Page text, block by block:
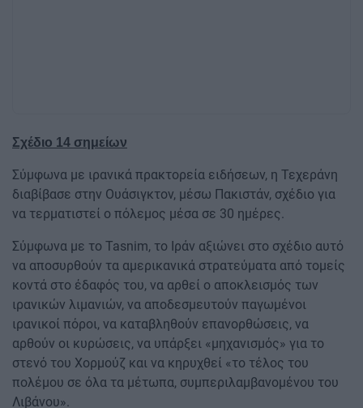
Σχέδιο 14 σημείων
Σύμφωνα με ιρανικά πρακτορεία ειδήσεων, η Τεχεράνη
διαβίβασε στην Ουάσιγκτον, μέσω Πακιστάν, σχέδιο για
να τερματιστεί ο πόλεμος μέσα σε 30 ημέρες.
Σύμφωνα με το Tasnim, το Ιράν αξιώνει στο σχέδιο αυτό
να αποσυρθούν τα αμερικανικά στρατεύματα από τομείς
κοντά στο έδαφός του, να αρθεί ο αποκλεισμός των
ιρανικών λιμανιών, να αποδεσμευτούν παγωμένοι
ιρανικοί πόροι, να καταβληθούν επανορθώσεις, να
αρθούν οι κυρώσεις, να υπάρξει «μηχανισμός» για το
στενό του Χορμούζ και να κηρυχθεί «το τέλος του
πολέμου σε όλα τα μέτωπα, συμπεριλαμβανομένου του
Λιβάνου».